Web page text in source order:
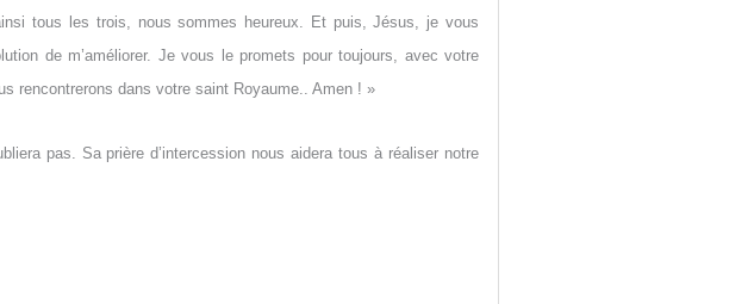
tous les trois, nous sommes heureux. Et puis, Jésus, je vous
de m’améliorer. Je vous le promets pour toujours, avec votre
rencontrerons dans votre saint Royaume.. Amen ! »
pas. Sa prière d’intercession nous aidera tous à réaliser notre